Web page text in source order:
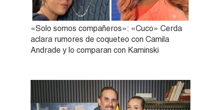
«Solo somos compañeros»: «Cuco» Cerda
aclara rumores de coqueteo con Camila
Andrade y lo comparan con Kaminski